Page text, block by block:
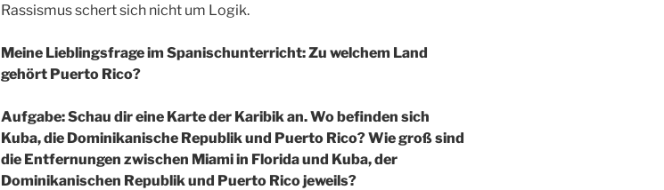
Rassismus schert sich nicht um Logik.
Meine Lieblingsfrage im Spanischunterricht: Zu welchem Land
gehört Puerto Rico?
Aufgabe: Schau dir eine Karte der Karibik an. Wo befinden sich
Kuba, die Dominikanische Republik und Puerto Rico? Wie groß sind
die Entfernungen zwischen Miami in Florida und Kuba, der
Dominikanischen Republik und Puerto Rico jeweils?